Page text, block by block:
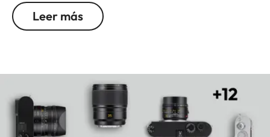
compactas, poniéndolo así al nivel de las lentes
que crearon la legendaria reputación de Leica en
Leer más